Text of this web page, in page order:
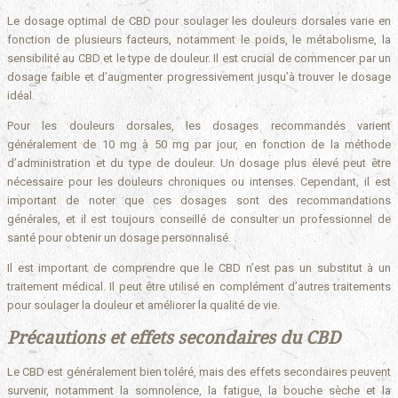
Le dosage optimal de CBD pour soulager les douleurs dorsales varie en
fonction de plusieurs facteurs, notamment le poids, le métabolisme, la
sensibilité au CBD et le type de douleur. Il est crucial de commencer par un
dosage faible et d’augmenter progressivement jusqu’à trouver le dosage
idéal.
Pour les douleurs dorsales, les dosages recommandés varient
généralement de 10 mg à 50 mg par jour, en fonction de la méthode
d’administration et du type de douleur. Un dosage plus élevé peut être
nécessaire pour les douleurs chroniques ou intenses. Cependant, il est
important de noter que ces dosages sont des recommandations
générales, et il est toujours conseillé de consulter un professionnel de
santé pour obtenir un dosage personnalisé.
Il est important de comprendre que le CBD n’est pas un substitut à un
traitement médical. Il peut être utilisé en complément d’autres traitements
pour soulager la douleur et améliorer la qualité de vie.
Précautions et effets secondaires du CBD
Le CBD est généralement bien toléré, mais des effets secondaires peuvent
survenir, notamment la somnolence, la fatigue, la bouche sèche et la